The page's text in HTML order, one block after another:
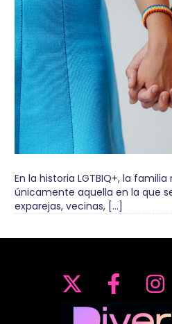
En la historia LGTBIQ+, la
únicamente aquella en la que
exparejas, vecinas, […]